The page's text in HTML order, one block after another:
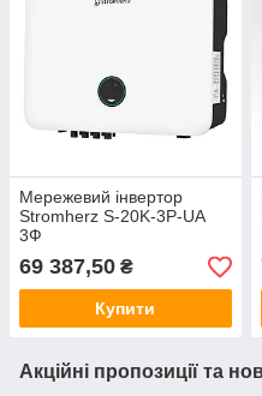
Мережевий інвертор
Stromherz S-20K-3Р-UA
3Ф
69 387,50 ₴
Купити
Акційні пропозиції та